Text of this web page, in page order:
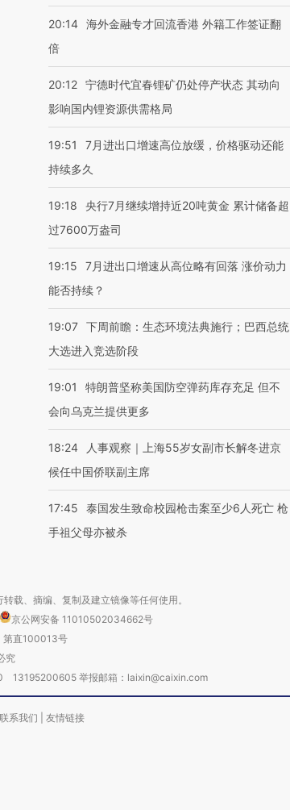
20:14 海外金融专才回流香港 外籍工作签证翻
倍
20:12 宁德时代宜春锂矿仍处停产状态 其动向
影响国内锂资源供需格局
19:51
7月进出口增速高位放缓，价格驱动还能
持续多久
19:18
央行7月继续增持近20吨黄金 累计储备超
过7600万盎司
19:15
7月进出口增速从高位略有回落 涨价动力
能否持续？
19:07 下周前瞻：生态环境法典施行；巴西总统
大选进入竞选阶段
19:01
特朗普坚称美国防空弹药库存充足 但不
会向乌克兰提供更多
18:24
人事观察｜上海55岁女副市长解冬进京
候任中国侨联副主席
17:45
泰国发生致命校园枪击案至少6人死亡 枪
手祖父母亦被杀
载、摘编、复制及建立镜像等任何使用。
京公网安备 11010502034662号
第直100013号
究
13195200605 举报邮箱：laixin@caixin.com
联系我们 友情链接